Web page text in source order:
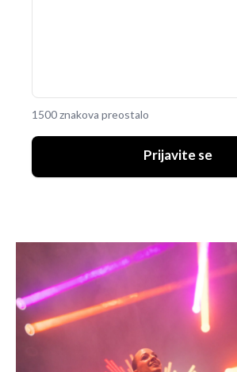
1500 znakova preostalo
Prijavite se